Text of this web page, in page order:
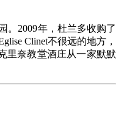
。2009年，杜兰多收购了
Clinet不很远的地方，
里奈教堂酒庄从一家默默